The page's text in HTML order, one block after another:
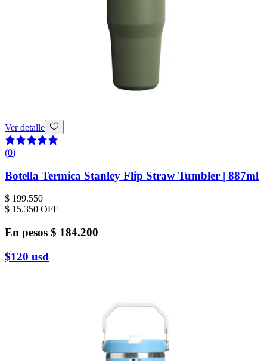
Ver detalle
(0)
Botella Termica Stanley Flip Straw Tumbler | 887ml
$ 199.550
$ 15.350 OFF
En pesos $ 184.200
$120 usd